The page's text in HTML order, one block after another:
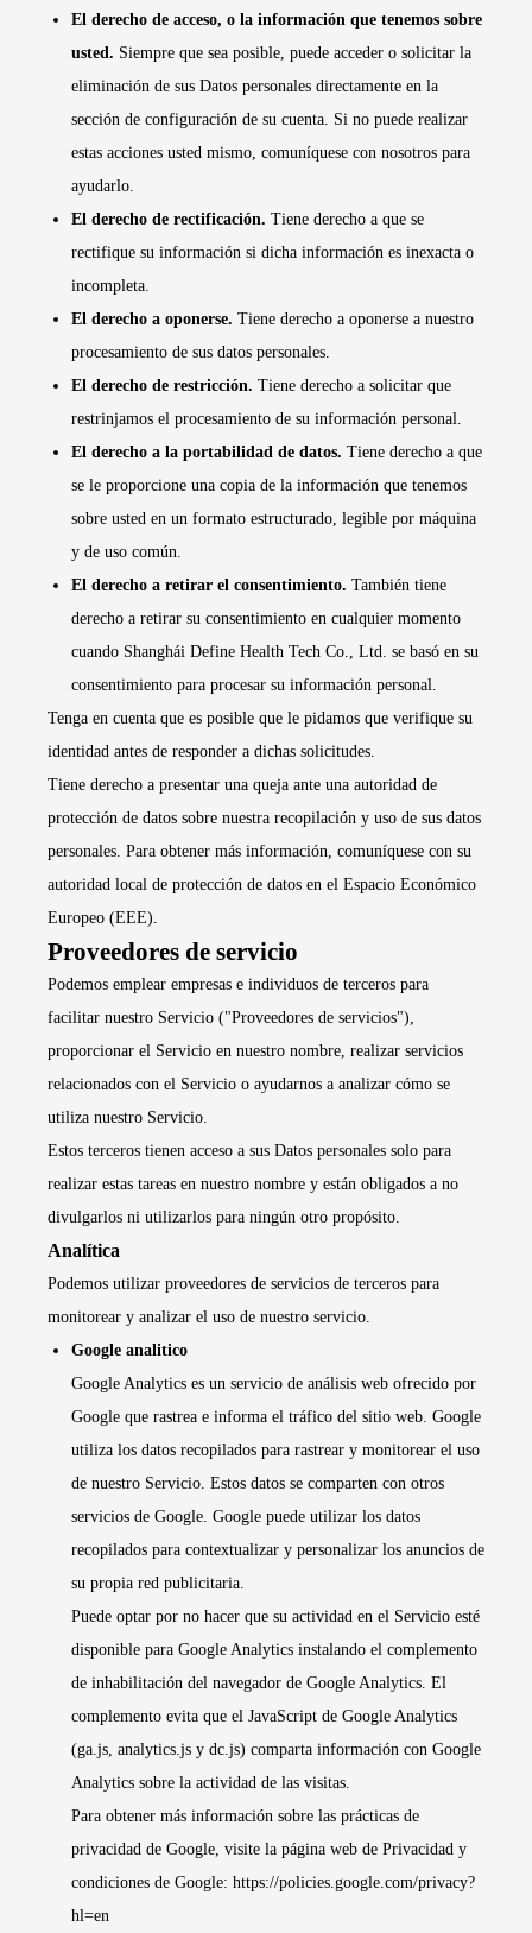
El derecho de acceso, o la información que tenemos sobre
usted. Siempre que sea posible, puede acceder o solicitar la
eliminación de sus Datos personales directamente en la
sección de configuración de su cuenta. Si no puede realizar
estas acciones usted mismo, comuníquese con nosotros para
ayudarlo.
El derecho de rectificación. Tiene derecho a que se
rectifique su información si dicha información es inexacta o
incompleta.
El derecho a oponerse. Tiene derecho a oponerse a nuestro
procesamiento de sus datos personales.
El derecho de restricción. Tiene derecho a solicitar que
restrinjamos el procesamiento de su información personal.
El derecho a la portabilidad de datos. Tiene derecho a que
se le proporcione una copia de la información que tenemos
sobre usted en un formato estructurado, legible por máquina
y de uso común.
El derecho a retirar el consentimiento. También tiene
derecho a retirar su consentimiento en cualquier momento
cuando Shanghái Define Health Tech Co., Ltd. se basó en su
consentimiento para procesar su información personal.
Tenga en cuenta que es posible que le pidamos que verifique su
identidad antes de responder a dichas solicitudes.
Tiene derecho a presentar una queja ante una autoridad de
protección de datos sobre nuestra recopilación y uso de sus datos
personales. Para obtener más información, comuníquese con su
autoridad local de protección de datos en el Espacio Económico
Europeo (EEE).
Proveedores de servicio
Podemos emplear empresas e individuos de terceros para
facilitar nuestro Servicio ("Proveedores de servicios"),
proporcionar el Servicio en nuestro nombre, realizar servicios
relacionados con el Servicio o ayudarnos a analizar cómo se
utiliza nuestro Servicio.
Estos terceros tienen acceso a sus Datos personales solo para
realizar estas tareas en nuestro nombre y están obligados a no
divulgarlos ni utilizarlos para ningún otro propósito.
Analítica
Podemos utilizar proveedores de servicios de terceros para
monitorear y analizar el uso de nuestro servicio.
Google analitico
Google Analytics es un servicio de análisis web ofrecido por
Google que rastrea e informa el tráfico del sitio web. Google
utiliza los datos recopilados para rastrear y monitorear el uso
de nuestro Servicio. Estos datos se comparten con otros
servicios de Google. Google puede utilizar los datos
recopilados para contextualizar y personalizar los anuncios de
su propia red publicitaria.
Puede optar por no hacer que su actividad en el Servicio esté
disponible para Google Analytics instalando el complemento
de inhabilitación del navegador de Google Analytics. El
complemento evita que el JavaScript de Google Analytics
(ga.js, analytics.js y dc.js) comparta información con Google
Analytics sobre la actividad de las visitas.
Para obtener más información sobre las prácticas de
privacidad de Google, visite la página web de Privacidad y
condiciones de Google: https://policies.google.com/privacy?
hl=en